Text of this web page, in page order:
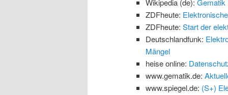
Wikipedia (de): Gematik
ZDFheute:
ZDFheute: Start der
Deutschlandfunk:
Mängel
heise online:
www.gematik.de:
www.spiegel.de: (S+)